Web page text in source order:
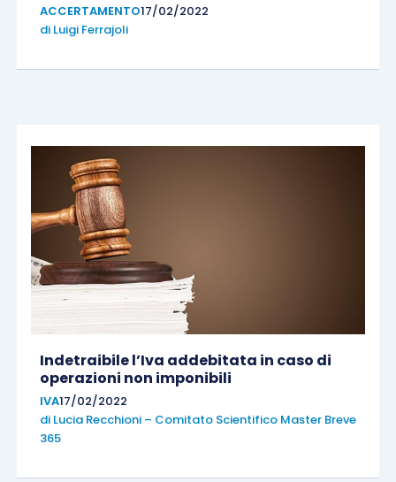
ACCERTAMENTO17/02/2022
di Luigi Ferrajoli
Indetraibile l’Iva addebitata in caso di
operazioni non imponibili
IVA17/02/2022
di Lucia Recchioni – Comitato Scientifico Master Breve
365